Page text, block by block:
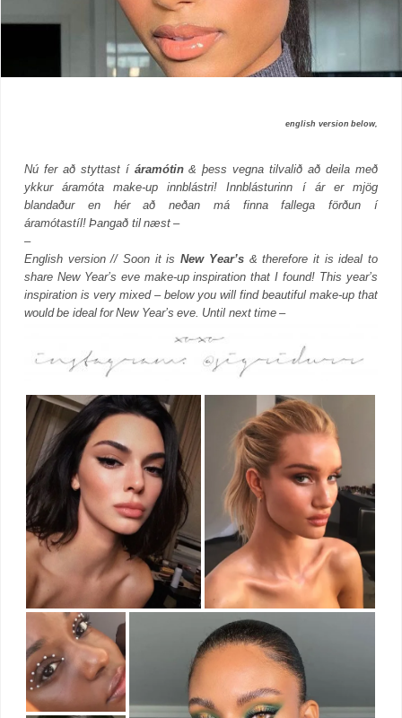
english version below,
Nú fer að styttast í áramótin& þess vegna tilvalið að deila með
ykkur áramóta make-up innblástri! Innblásturinn í ár er mjög
blandaður en hér að neðan má finna fallega förðun í
áramótastíl! Þangað til næst –
–
English version // Soon it isNew Year’s& therefore it is ideal to
share New Year’s eve make-up inspiration that I found! This year’s
inspiration is very mixed – below you will find beautiful make-up that
would be ideal for New Year’s eve. Until next time –